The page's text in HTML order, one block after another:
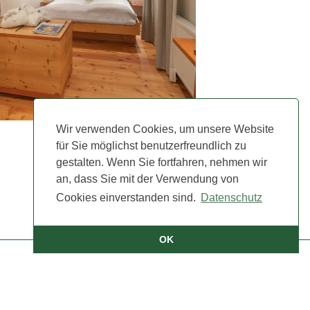
Wir verwenden Cookies, um unsere Website
für Sie möglichst benutzerfreundlich zu
gestalten. Wenn Sie fortfahren, nehmen wir
an, dass Sie mit der Verwendung von
Cookies einverstanden sind. Datenschutz
OK